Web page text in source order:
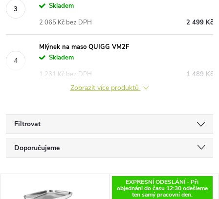
Skladem
2 499 Kč
2 065 Kč bez DPH
Mlýnek na maso QUIGG VM2F
Skladem
1 489 Kč
1 231 Kč bez DPH
Zobrazit více produktů
Filtrovat
Ř
a
Doporučujeme
EXPRESNÍ ODESLÁNÍ - Při
objednáni do času 12:30 odešleme
ten samý pracovní den.